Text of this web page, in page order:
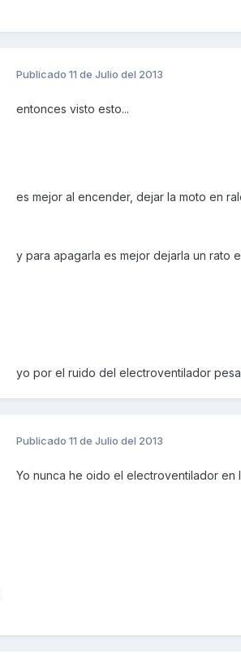
Publicado 11 de Julio del 2013
entonces visto esto...
es mejor al encender, dejar la moto en
y para apagarla es mejor dejarla un rato
yo por el ruido del electroventilador
Publicado 11 de Julio del 2013
Yo nunca he oido el electroventilador en